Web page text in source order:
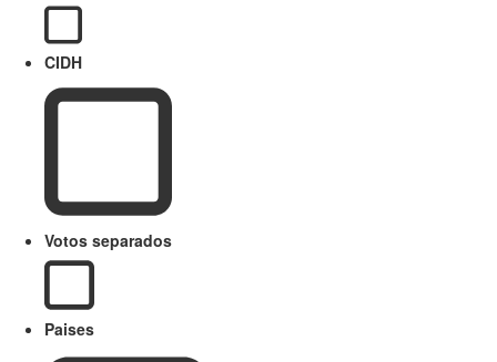
CIDH
Votos separados
Paises